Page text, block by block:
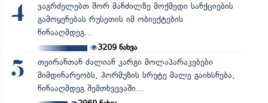
4
ვაგრძელებთ შორ მანძილზე მოქმედი სანქციების
გამოყენებას რუსეთის იმ ობიექტების
წინააღმდეგ...
3209ნახვა
5
თეირანთან ძალიან კარგი მოლაპარაკებები
მიმდინარეობს, ჰორმუზის სრუტე მალე გაიხსნება,
წინააღმდეგ შემთხვევაში...